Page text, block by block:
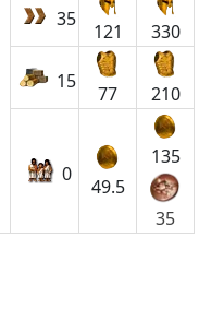
35
121 330
15
77 210
0
49.5
135
35